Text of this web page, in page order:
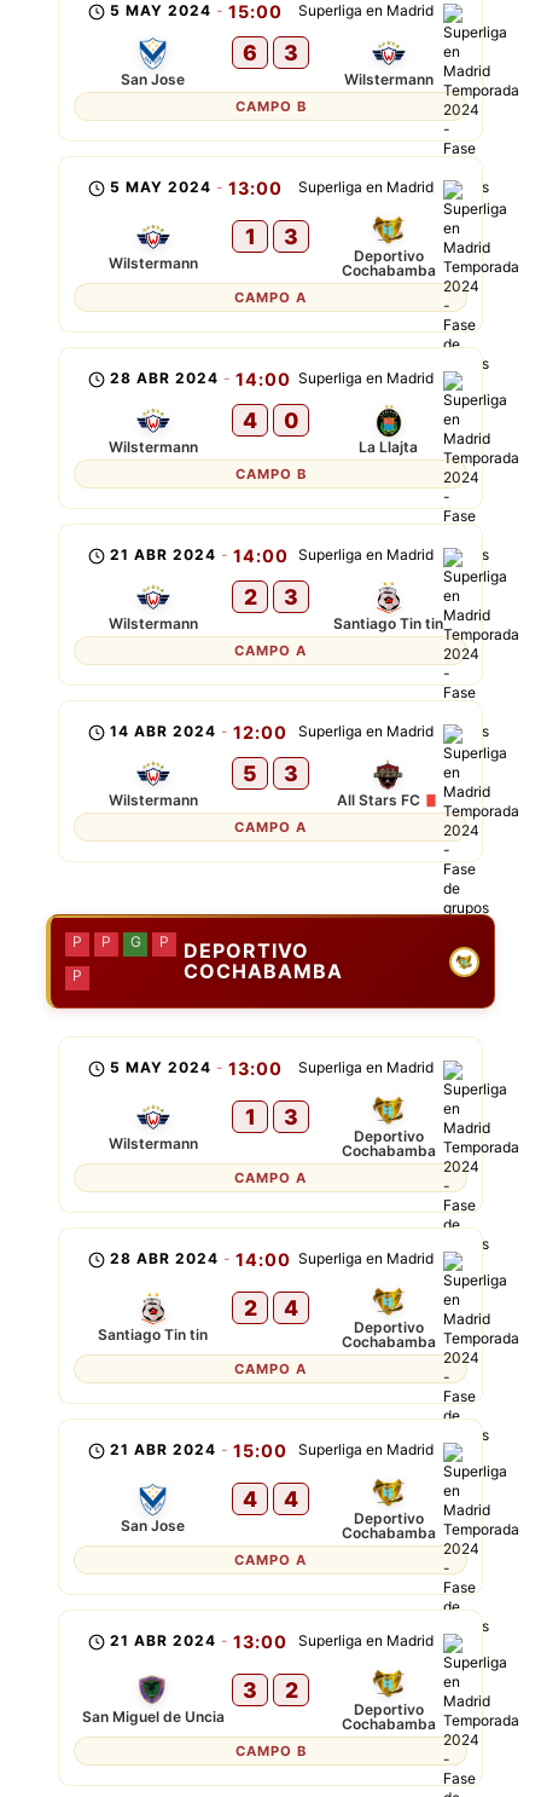
Superliga en Madrid
5 MAY 2024 - 15:00
San Jose
6 3
Wilstermann
CAMPO B
Superliga en Madrid
5 MAY 2024 - 13:00
Wilstermann
1 3
Deportivo
Cochabamba
CAMPO A
Superliga en Madrid
28 ABR 2024 - 14:00
Wilstermann
4 0
La Llajta
CAMPO B
Superliga en Madrid
21 ABR 2024 - 14:00
Wilstermann
2 3
Santiago Tin tin
CAMPO A
Superliga en Madrid
14 ABR 2024 - 12:00
Wilstermann
5 3
All Stars FC
CAMPO A
DEPORTIVO
COCHABAMBA
P P G
P
P
Superliga en Madrid
5 MAY 2024 - 13:00
Wilstermann
1 3
Deportivo
Cochabamba
CAMPO A
Superliga en Madrid
28 ABR 2024 - 14:00
Santiago Tin tin
2 4
Deportivo
Cochabamba
CAMPO A
Superliga en Madrid
21 ABR 2024 - 15:00
San Jose
4 4
Deportivo
Cochabamba
CAMPO A
Superliga en Madrid
21 ABR 2024 - 13:00
San Miguel de Uncia
3 2
Deportivo
Cochabamba
CAMPO B